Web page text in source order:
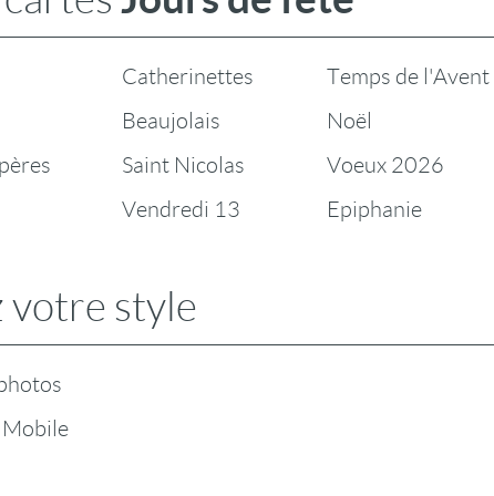
Catherinettes
Beaujolais
Saint Nicolas
Vendredi 13
Temps de l'Avent
Noël
Voeux 2026
Epiphanie
votre style
Mobile